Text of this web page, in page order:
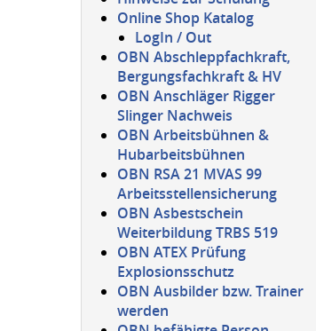
Online Shop Katalog
LogIn / Out
OBN Abschleppfachkraft,
Bergungsfachkraft & HV
OBN Anschläger Rigger
Slinger Nachweis
OBN Arbeitsbühnen &
Hubarbeitsbühnen
OBN RSA 21 MVAS 99
Arbeitsstellensicherung
OBN Asbestschein
Weiterbildung TRBS 519
OBN ATEX Prüfung
Explosionsschutz
OBN Ausbilder bzw. Trainer
werden